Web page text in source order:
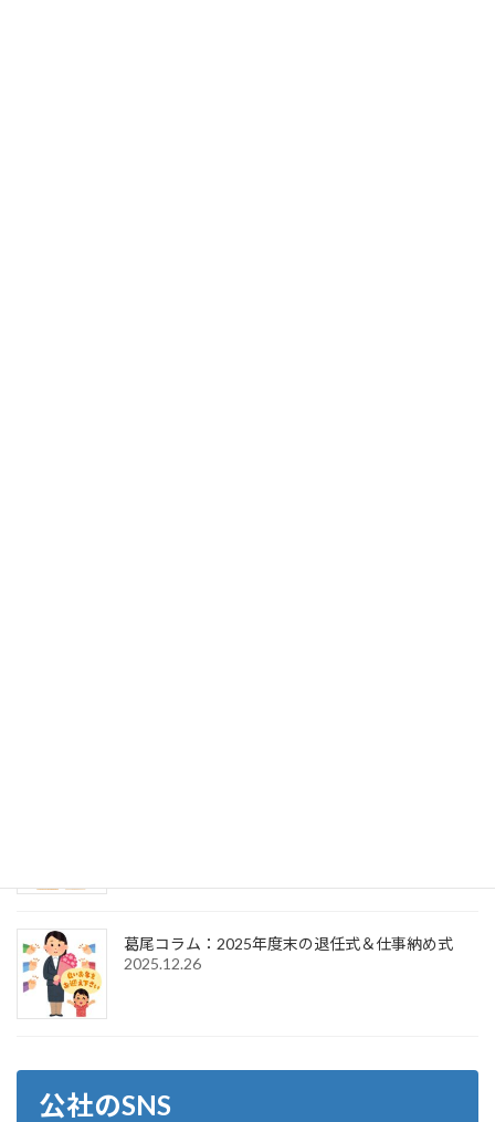
葛尾コラム：2025年度末の退任式＆仕事納め式
2025.12.26
公社のSNS